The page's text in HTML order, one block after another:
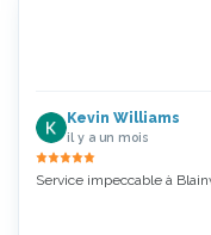
Kevin Williams
il y a un mois
Service impeccable à